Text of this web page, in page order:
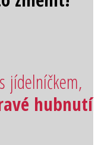
s jídelníčkem,
hubnutí